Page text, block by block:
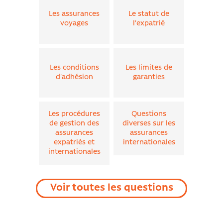
Quelles sont les exclusions les plus courantes des
assurances expatriés ?
Compliant ?
Qu'est-ce qu'un acte technique médical ?
Les assurances
voyages
Le statut de
l'expatrié
Les conditions
d'adhésion
Les limites de
garanties
Les procédures
de gestion des
assurances
expatriés et
internationales
Questions
diverses sur les
assurances
internationales
Voir toutes les questions